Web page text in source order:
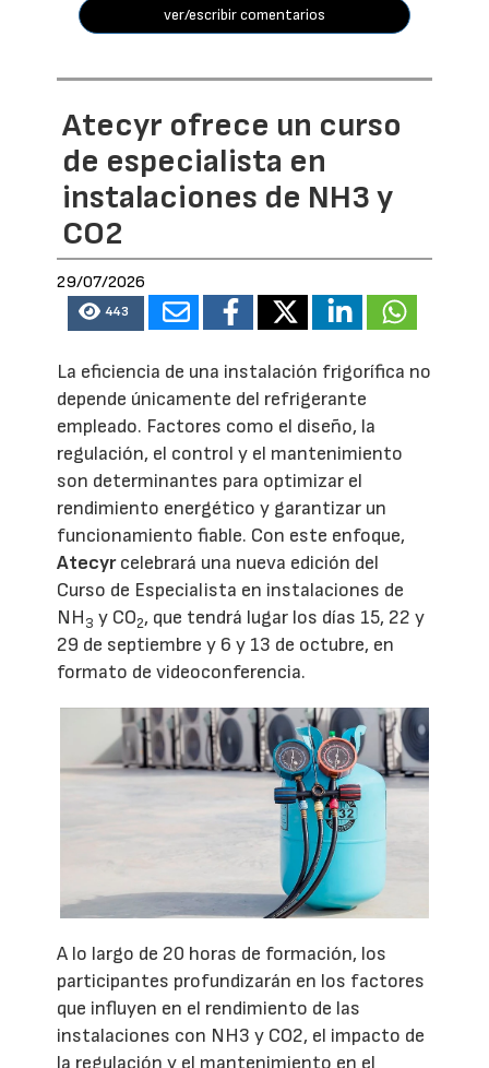
ver/escribir comentarios
Atecyr ofrece un curso
de especialista en
instalaciones de NH3 y
CO2
29/07/2026
443
La eficiencia de una instalación frigorífica no
depende únicamente del refrigerante
empleado. Factores como el diseño, la
regulación, el control y el mantenimiento
son determinantes para optimizar el
rendimiento energético y garantizar un
funcionamiento fiable. Con este enfoque,
Atecyrcelebrará una nueva edición del
Curso de Especialista en instalaciones de
NH3 y CO2, que tendrá lugar los días 15, 22 y
29 de septiembre y 6 y 13 de octubre, en
formato de videoconferencia.
A lo largo de 20 horas de formación, los
participantes profundizarán en los factores
que influyen en el rendimiento de las
instalaciones con NH3 y CO2, el impacto de
la regulación y el mantenimiento en el